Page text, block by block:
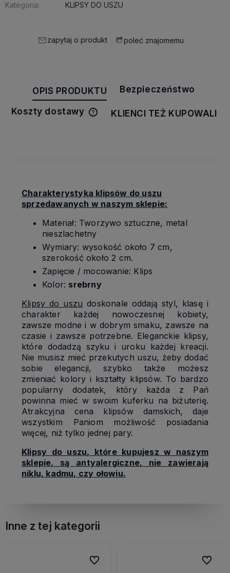
Kategoria:
KLIPSY DO USZU
zapytaj o produkt poleć znajomemu
OPIS PRODUKTU Bezpieczeństwo
Koszty dostawy
Cena nie zawiera ewentualnych
KLIENCI TEŻ KUPOWALI
Charakterystyka klipsów do uszu
sprzedawanych w naszym sklepie:
Materiał: Tworzywo sztuczne, metal
nieszlachetny
Wymiary: wysokość około 7 cm,
szerokość około 2 cm.
Zapięcie / mocowanie: Klips
Kolor: srebrny
Klipsy do uszu doskonale oddają styl, klasę i
charakter każdej nowoczesnej kobiety,
zawsze modne i w dobrym smaku, zawsze na
czasie i zawsze potrzebne. Eleganckie klipsy,
które dodadzą szyku i uroku każdej kreacji.
Nie musisz mieć przekutych uszu, żeby dodać
sobie elegancji, szybko także możesz
zmieniać kolory i kształty klipsów. To bardzo
popularny dodatek, który każda z Pań
powinna mieć w swoim kuferku na biżuterię.
Atrakcyjna cena klipsów damskich, daje
wszystkim Paniom możliwość posiadania
więcej, niż tylko jednej pary.
Klipsy do uszu, które kupujesz w naszym
sklepie, są antyalergiczne, nie zawierają
niklu, kadmu, czy ołowiu.
Inne z tej kategorii
Do ulubionych
Do ulubionych Do
Do